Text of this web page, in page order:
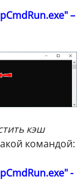
–
кэш
командой:
-